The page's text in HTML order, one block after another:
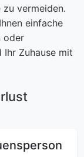
vermeiden.
einfache
oder
Ihr Zuhause mit